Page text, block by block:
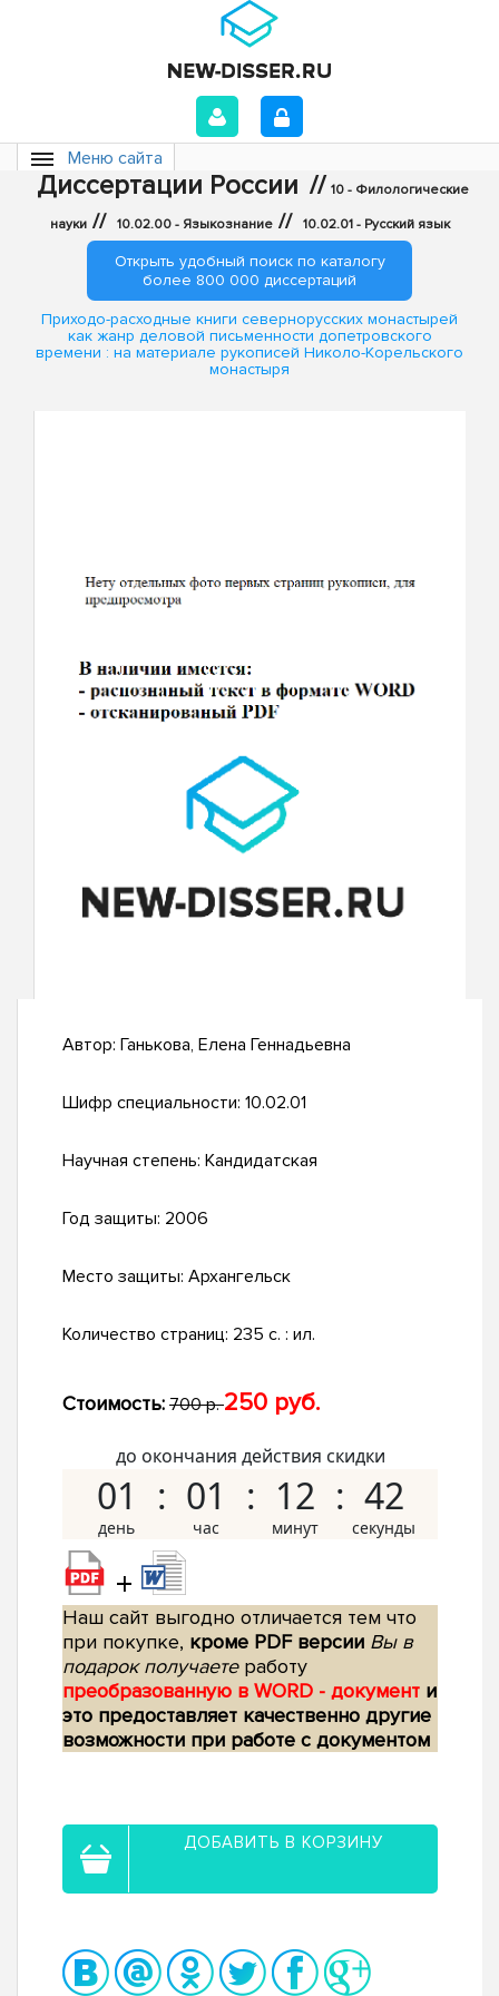
Меню сайта
Диссертации России // 10 - Филологические
науки // 10.02.00 - Языкознание // 10.02.01 - Русский язык
Открыть удобный поиск по каталогу
более 800 000 диссертаций
Приходо-расходные книги севернорусских монастырей
как жанр деловой письменности допетровского
времени : на материале рукописей Николо-Корельского
монастыря
Автор: Ганькова, Елена Геннадьевна
Шифр специальности: 10.02.01
Научная степень: Кандидатская
Год защиты: 2006
Место защиты: Архангельск
Количество страниц: 235 с. : ил.
Стоимость: 700 р.250 руб.
до окончания действия скидки
01 01 12 41
+
Наш сайт выгодно отличается тем что
при покупке, кроме PDF версии Вы в
подарок получаетеработу
преобразованную в WORD - документ и
это предоставляет качественно другие
возможности при работе с документом
ДОБАВИТЬ В КОРЗИНУ